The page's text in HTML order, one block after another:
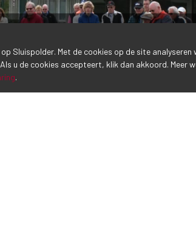
Sluispolder. Met de cookies op de site analyseren
u de cookies accepteert, klik dan akkoord. Meer
.